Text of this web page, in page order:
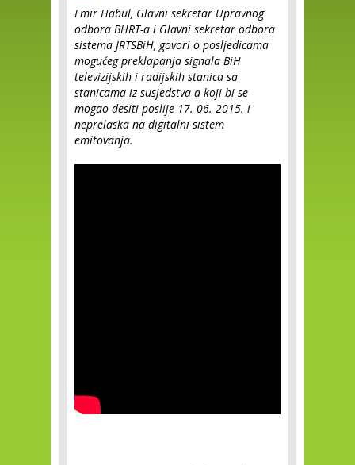
Emir Habul, Glavni sekretar Upravnog
odbora BHRT-a i Glavni sekretar odbora
sistema JRTSBiH, govori o posljedicama
mogućeg preklapanja signala BiH
televizijskih i radijskih stanica sa
stanicama iz susjedstva a koji bi se
mogao desiti poslije 17. 06. 2015. i
neprelaska na digitalni sistem
emitovanja.